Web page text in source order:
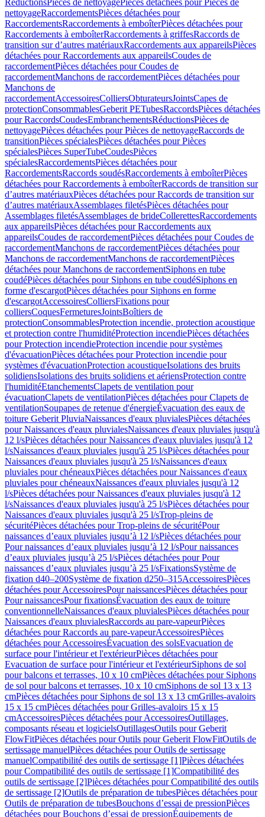
RéductionsPièces de nettoyagePièces détachées pour Pièces de
nettoyageRaccordementsPièces détachées pour
RaccordementsRaccordements à emboîterPièces détachées pour
Raccordements à emboîterRaccordements à griffesRaccords de
transition sur d’autres matériauxRaccordements aux appareilsPièces
détachées pour Raccordements aux appareilsCoudes de
raccordementPièces détachées pour Coudes de
raccordementManchons de raccordementPièces détachées pour
Manchons de
raccordementAccessoiresColliersObturateursJointsCapes de
protectionConsommablesGeberit PETubesRaccordsPièces détachées
pour RaccordsCoudesEmbranchementsRéductionsPièces de
nettoyagePièces détachées pour Pièces de nettoyageRaccords de
transitionPièces spécialesPièces détachées pour Pièces
spécialesPièces SuperTubeCoudesPièces
spécialesRaccordementsPièces détachées pour
RaccordementsRaccords soudésRaccordements à emboîterPièces
détachées pour Raccordements à emboîterRaccords de transition sur
d’autres matériauxPièces détachées pour Raccords de transition sur
d’autres matériauxAssemblages filetésPièces détachées pour
Assemblages filetésAssemblages de brideCollerettesRaccordements
aux appareilsPièces détachées pour Raccordements aux
appareilsCoudes de raccordementPièces détachées pour Coudes de
raccordementManchons de raccordementPièces détachées pour
Manchons de raccordementManchons de raccordementPièces
détachées pour Manchons de raccordementSiphons en tube
coudéPièces détachées pour Siphons en tube coudéSiphons en
forme d'escargotPièces détachées pour Siphons en forme
d'escargotAccessoiresColliersFixations pour
colliersCoquesFermeturesJointsBoîtiers de
protectionConsommablesProtection incendie, protection acoustique
et protection contre l'humiditéProtection incendiePièces détachées
pour Protection incendieProtection incendie pour systèmes
d'évacuationPièces détachées pour Protection incendie pour
systèmes d'évacuationProtection acoustiqueIsolations des bruits
solidiensIsolations des bruits solidiens et aériensProtection contre
l'humiditéEtanchementsClapets de ventilation pour
évacuationClapets de ventilationPièces détachées pour Clapets de
ventilationSoupapes de retenue d'énergieÉvacuation des eaux de
toiture Geberit PluviaNaissances d'eaux pluvialesPièces détachées
pour Naissances d'eaux pluvialesNaissances d'eaux pluviales jusqu'à
12 l/sPièces détachées pour Naissances d'eaux pluviales jusqu'à 12
l/sNaissances d'eaux pluviales jusqu'à 25 l/sPièces détachées pour
Naissances d'eaux pluviales jusqu'à 25 l/sNaissances d'eaux
pluviales pour chéneauxPièces détachées pour Naissances d'eaux
pluviales pour chéneauxNaissances d'eaux pluviales jusqu'à 12
l/sPièces détachées pour Naissances d'eaux pluviales jusqu'à 12
l/sNaissances d'eaux pluviales jusqu'à 25 l/sPièces détachées pour
Naissances d'eaux pluviales jusqu'à 25 l/sTrop-pleins de
sécuritéPièces détachées pour Trop-pleins de sécuritéPour
naissances d’eaux pluviales jusqu’à 12 l/sPièces détachées pour
Pour naissances d’eaux pluviales jusqu’à 12 l/sPour naissances
d’eaux pluviales jusqu’à 25 l/sPièces détachées pour Pour
naissances d’eaux pluviales jusqu’à 25 l/sFixationsSystème de
fixation d40–200Système de fixation d250–315AccessoiresPièces
détachées pour AccessoiresPour naissancesPièces détachées pour
Pour naissancesPour fixationsÉvacuation des eaux de toiture
conventionnelleNaissances d'eaux pluvialesPièces détachées pour
Naissances d'eaux pluvialesRaccords au pare-vapeurPièces
détachées pour Raccords au pare-vapeurAccessoiresPièces
détachées pour AccessoiresÉvacuation des solsEvacuation de
surface pour l'intérieur et l'extérieurPièces détachées pour
Evacuation de surface pour l'intérieur et l'extérieurSiphons de sol
pour balcons et terrasses, 10 x 10 cmPièces détachées pour Siphons
de sol pour balcons et terrasses, 10 x 10 cmSiphons de sol 13 x 13
cmPièces détachées pour Siphons de sol 13 x 13 cmGrilles-avaloirs
15 x 15 cmPièces détachées pour Grilles-avaloirs 15 x 15
cmAccessoiresPièces détachées pour AccessoiresOutillages,
composants réseau et logicielsOutillagesOutils pour Geberit
FlowFitPièces détachées pour Outils pour Geberit FlowFitOutils de
sertissage manuelPièces détachées pour Outils de sertissage
manuelCompatibilité des outils de sertissage [1]Pièces détachées
pour Compatibilité des outils de sertissage [1]Compatibilité des
outils de sertissage [2]Pièces détachées pour Compatibilité des outils
de sertissage [2]Outils de préparation de tubesPièces détachées pour
Outils de préparation de tubesBouchons d’essai de pressionPièces
détachées pour Bouchons d’essai de pressionÉquipements de